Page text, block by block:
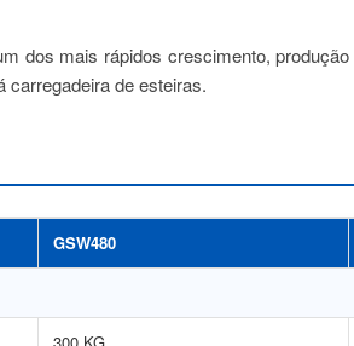
dos mais rápidos crescimento,
carregadeira de esteiras.
GSW480